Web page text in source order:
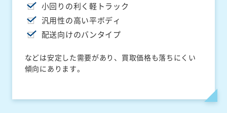
小回りの利く軽トラック
汎用性の高い平ボディ
配送向けのバンタイプ
などは安定した需要があり、買取価格も落ちにくい
傾向にあります。